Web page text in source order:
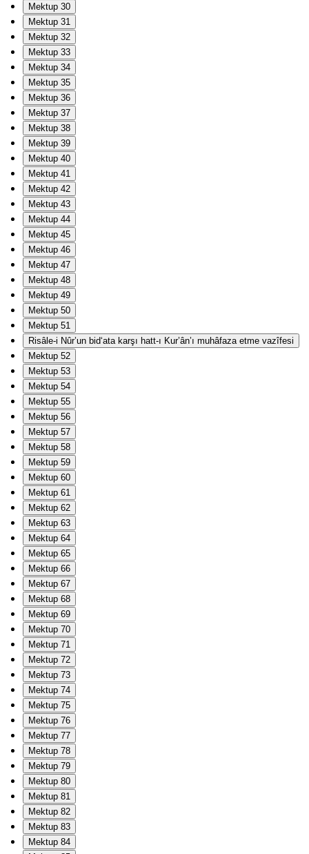
Mektup 30
Mektup 31
Mektup 32
Mektup 33
Mektup 34
Mektup 35
Mektup 36
Mektup 37
Mektup 38
Mektup 39
Mektup 40
Mektup 41
Mektup 42
Mektup 43
Mektup 44
Mektup 45
Mektup 46
Mektup 47
Mektup 48
Mektup 49
Mektup 50
Mektup 51
Risâle-i Nûr’un bid‘ata karşı hatt-ı Kur’ân’ı muhâfaza etme vazîfesi
Mektup 52
Mektup 53
Mektup 54
Mektup 55
Mektup 56
Mektup 57
Mektup 58
Mektup 59
Mektup 60
Mektup 61
Mektup 62
Mektup 63
Mektup 64
Mektup 65
Mektup 66
Mektup 67
Mektup 68
Mektup 69
Mektup 70
Mektup 71
Mektup 72
Mektup 73
Mektup 74
Mektup 75
Mektup 76
Mektup 77
Mektup 78
Mektup 79
Mektup 80
Mektup 81
Mektup 82
Mektup 83
Mektup 84